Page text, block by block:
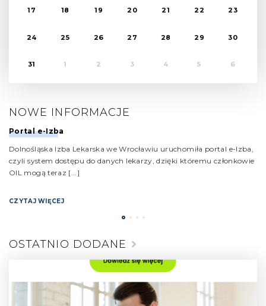
NOWE INFORMACJE
Portal e-Izba
Dolnośląska Izba Lekarska we Wrocławiu uruchomiła portal e-Izba,
czyli system dostępu do danych lekarzy, dzięki któremu członkowie
OIL mogą teraz [...]
CZYTAJ WIĘCEJ
17 18 19 20 21 22 23
24 25 26 27 28 29 30
31 1 2 3 4 5 6
OSTATNIO DODANE